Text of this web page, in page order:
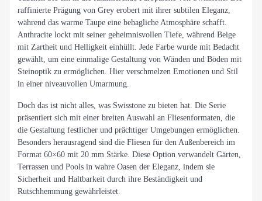
raffinierte Prägung von Grey erobert mit ihrer subtilen Eleganz,
während das warme Taupe eine behagliche Atmosphäre schafft.
Anthracite lockt mit seiner geheimnisvollen Tiefe, während Beige
mit Zartheit und Helligkeit einhüllt. Jede Farbe wurde mit Bedacht
gewählt, um eine einmalige Gestaltung von Wänden und Böden mit
Steinoptik zu ermöglichen. Hier verschmelzen Emotionen und Stil
in einer niveauvollen Umarmung.
Doch das ist nicht alles, was Swisstone zu bieten hat. Die Serie
präsentiert sich mit einer breiten Auswahl an Fliesenformaten, die
die Gestaltung festlicher und prächtiger Umgebungen ermöglichen.
Besonders herausragend sind die Fliesen für den Außenbereich im
Format 60×60 mit 20 mm Stärke. Diese Option verwandelt Gärten,
Terrassen und Pools in wahre Oasen der Eleganz, indem sie
Sicherheit und Haltbarkeit durch ihre Beständigkeit und
Rutschhemmung gewährleistet.